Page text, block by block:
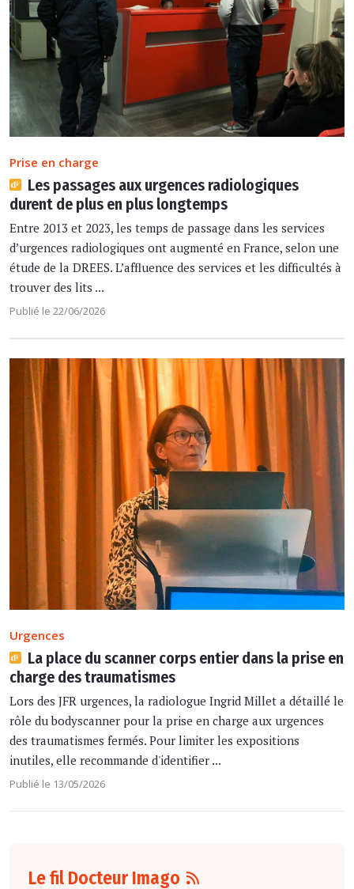
Prise en charge
Les passages aux urgences radiologiques
durent de plus en plus longtemps
Entre 2013 et 2023, les temps de passage dans les services
d’urgences radiologiques ont augmenté en France, selon une
étude de la DREES. L’affluence des services et les difficultés à
trouver des lits ...
Publié le 22/06/2026
Urgences
La place du scanner corps entier dans la prise en
charge des traumatismes
Lors des JFR urgences, la radiologue Ingrid Millet a détaillé le
rôle du bodyscanner pour la prise en charge aux urgences
des traumatismes fermés. Pour limiter les expositions
inutiles, elle recommande d'identifier ...
Publié le 13/05/2026
Le fil Docteur Imago